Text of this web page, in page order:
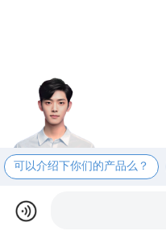
可以介绍下你们的产品么？